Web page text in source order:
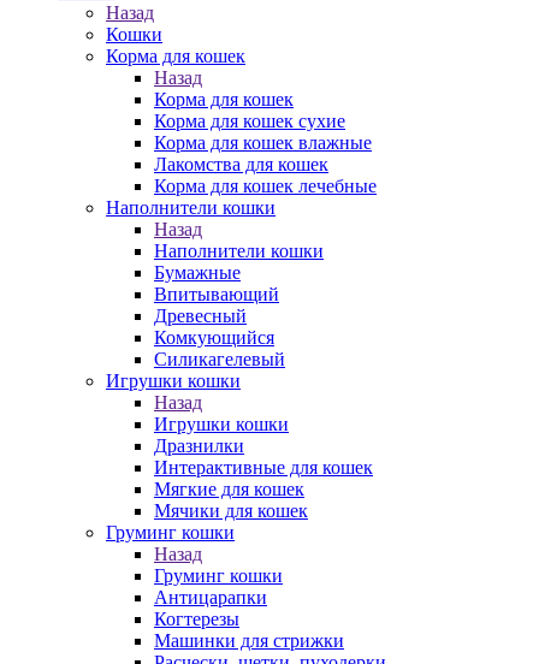
Назад
Кошки
Корма для кошек
Назад
Корма для кошек
Корма для кошек сухие
Корма для кошек влажные
Лакомства для кошек
Корма для кошек лечебные
Наполнители кошки
Назад
Наполнители кошки
Бумажные
Впитывающий
Древесный
Комкующийся
Силикагелевый
Игрушки кошки
Назад
Игрушки кошки
Дразнилки
Интерактивные для кошек
Мягкие для кошек
Мячики для кошек
Груминг кошки
Назад
Груминг кошки
Антицарапки
Когтерезы
Машинки для стрижки